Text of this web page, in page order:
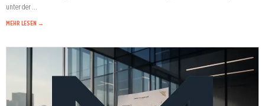
unter der …
MEHR LESEN →